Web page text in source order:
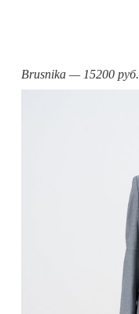
Brusnika — 15200 руб.